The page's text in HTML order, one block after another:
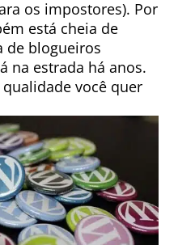
os impostores). Por
está cheia de
de blogueiros
na estrada há anos.
você quer